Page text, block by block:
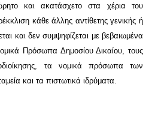
και ακατάσχετο στα χέρια του
κάθε άλλης αντίθετης γενικής ή
και δεν συμψηφίζεται με βεβαιωμένα
Πρόσωπα Δημοσίου Δικαίου, τους
τα νομικά πρόσωπα των
και τα πιστωτικά ιδρύματα.